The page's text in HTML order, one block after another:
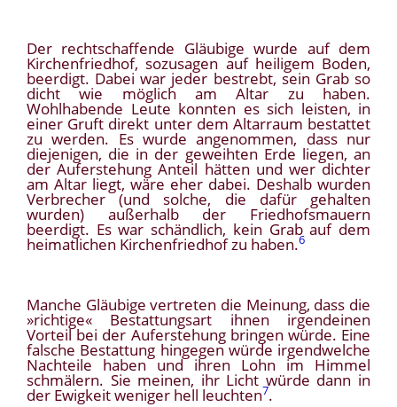
Der rechtschaffende Gläubige wurde auf dem
Kirchenfriedhof, sozusagen auf heiligem Boden,
beerdigt. Dabei war jeder bestrebt, sein Grab so
dicht wie möglich am Altar zu haben.
Wohlhabende Leute konnten es sich leisten, in
einer Gruft direkt unter dem Altarraum bestattet
zu werden. Es wurde angenommen, dass nur
diejenigen, die in der geweihten Erde liegen, an
der Auferstehung Anteil hätten und wer dichter
am Altar liegt, wäre eher dabei. Deshalb wurden
Verbrecher (und solche, die dafür gehalten
wurden) außerhalb der Friedhofsmauern
beerdigt. Es war schändlich, kein Grab auf dem
heimatlichen Kirchenfriedhof zu haben.6
Manche Gläubige vertreten die Meinung, dass die
»richtige« Bestattungsart ihnen irgendeinen
Vorteil bei der Auferstehung bringen würde. Eine
falsche Bestattung hingegen würde irgendwelche
Nachteile haben und ihren Lohn im Himmel
schmälern. Sie meinen, ihr Licht würde dann in
der Ewigkeit weniger hell leuchten7.